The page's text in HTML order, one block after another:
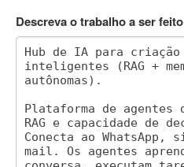
Descreva o trabalho a ser feito